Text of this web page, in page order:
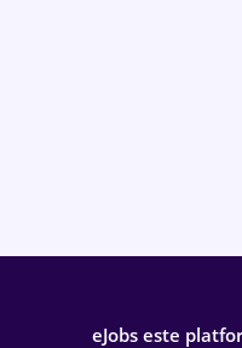
eJobs este